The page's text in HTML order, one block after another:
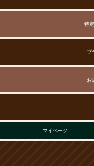
特
プ
お
マイページ